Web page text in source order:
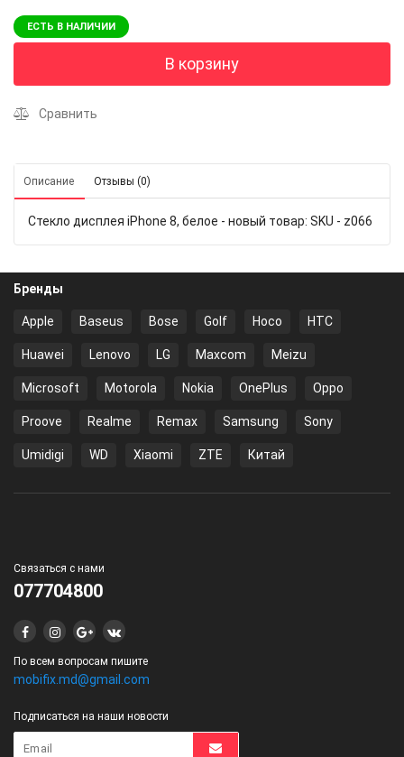
ЕСТЬ В НАЛИЧИИ
В корзину
Сравнить
Описание Отзывы (0)
Стекло дисплея iPhone 8, белое - новый товар: SKU - z066
Бренды
Apple Baseus Bose Golf Hoco HTC
Huawei Lenovo LG Maxcom Meizu
Microsoft Motorola Nokia OnePlus Oppo
Proove Realme Remax Samsung Sony
Umidigi WD Xiaomi ZTE Китай
Связаться с нами
077704800
По всем вопросам пишите
mobifix.md@gmail.com
Подписаться на наши новости